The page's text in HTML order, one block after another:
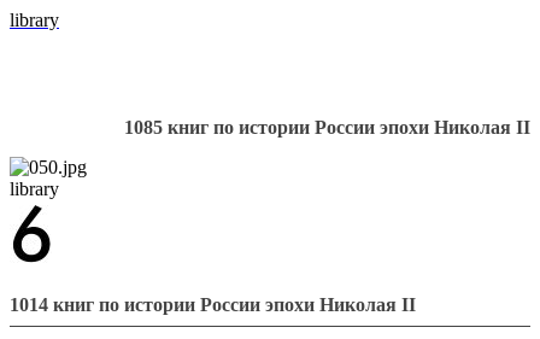
library
1085 книг по истории России эпохи Николая II
library
1014 книг по истории России эпохи Николая II